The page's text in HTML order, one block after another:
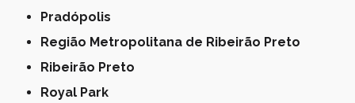
Pradópolis
Região Metropolitana de Ribeirão Preto
Ribeirão Preto
Royal Park